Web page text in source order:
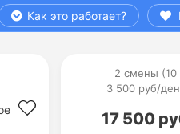
Как это работает?
2 смены (10
3 500 руб/
17 500